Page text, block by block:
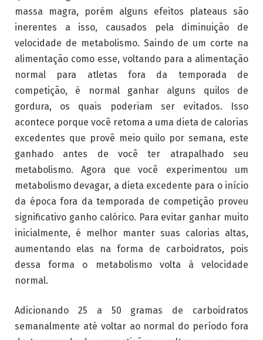
massa magra, porém alguns efeitos plateaus são
inerentes a isso, causados pela diminuição de
velocidade de metabolismo. Saindo de um corte na
alimentação como esse, voltando para a alimentação
normal para atletas fora da temporada de
competição, é normal ganhar alguns quilos de
gordura, os quais poderiam ser evitados. Isso
acontece porque você retoma a uma dieta de calorias
excedentes que provê meio quilo por semana, este
ganhado antes de você ter atrapalhado seu
metabolismo. Agora que você experimentou um
metabolismo devagar, a dieta excedente para o início
da época fora da temporada de competição proveu
significativo ganho calórico. Para evitar ganhar muito
inicialmente, é melhor manter suas calorias altas,
aumentando elas na forma de carboidratos, pois
dessa forma o metabolismo volta à velocidade
normal.
Adicionando 25 a 50 gramas de carboidratos
semanalmente até voltar ao normal do período fora